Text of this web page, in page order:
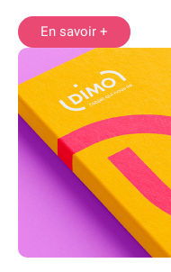
En savoir +